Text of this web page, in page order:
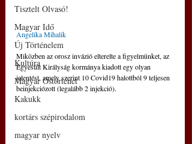
Tisztelt Olvasó!
Magyar Idő
Új Történelem
Kultúra
Magyar Őstörténet
Kakukk
kortárs szépirodalom
magyar nyelv
Angelika Mihalik
Miközben az orosz invázió elterelte a figyelmünket, az
Egyesült Királyság kormánya kiadott egy olyan
jelentést, amely szerint 10 Covid19 halottból 9 teljesen
beinjekciózott (legalább 2 injekció).